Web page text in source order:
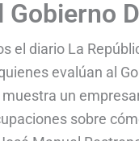
el diario La
evalúan al
un
sobre